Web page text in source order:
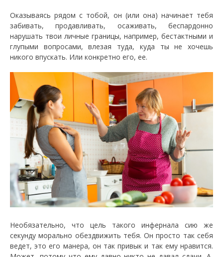
Оказываясь рядом с тобой, он (или она) начинает тебя
забивать, продавливать, осаживать, беспардонно
нарушать твои личные границы, например, бестактными и
глупыми вопросами, влезая туда, куда ты не хочешь
никого впускать. Или конкретно его, ее.
Необязательно, что цель такого инфернала сию же
секунду морально обездвижить тебя. Он просто так себя
ведет, это его манера, он так привык и так ему нравится.